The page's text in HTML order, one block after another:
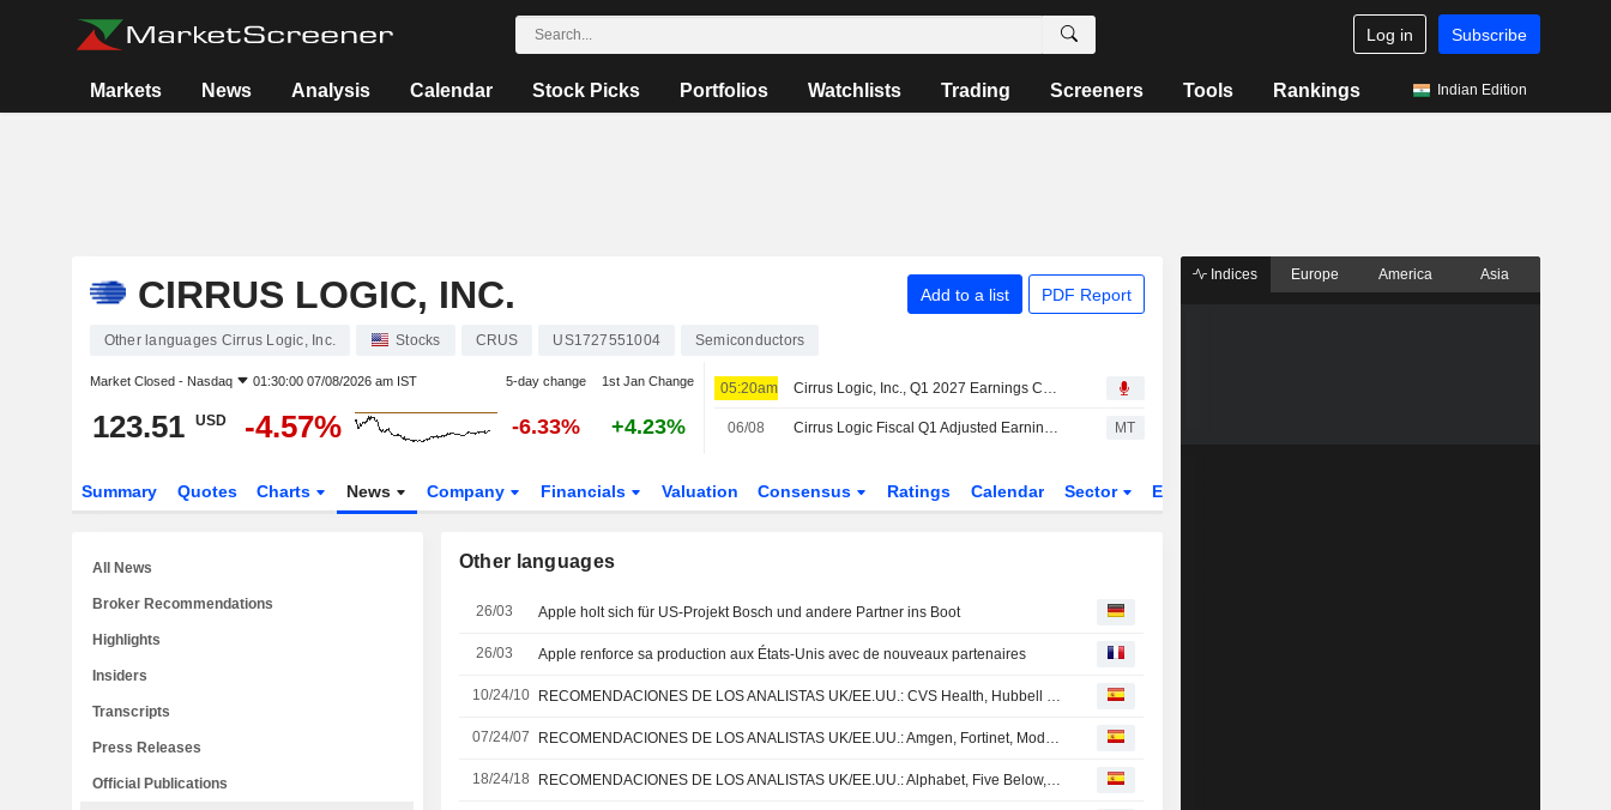
Log in Subscribe
Markets News Analysis Calendar Stock Picks Portfolios Watchlists Trading Screeners Tools Rankings Indian Edition
CIRRUS LOGIC, INC. Add to a list PDF Report
Other languages Cirrus Logic, Inc. Stocks CRUS US1727551004 Semiconductors
Market Closed - Nasdaq 01:30:00 07/08/2026 am IST 5-day change 1st Jan Change
123.51 USD -4.57% -6.33% +4.23%
05:20am Cirrus Logic, Inc., Q1 2027 Earnings Call, Aug 05, 2026
06/08 Cirrus Logic Fiscal Q1 Adjusted Earnings, Revenue Rise MT
Summary Quotes Charts News Company Financials Valuation Consensus Ratings Calendar Sector ETFs
Other languages
26/03 Apple holt sich für US-Projekt Bosch und andere Partner ins Boot
26/03 Apple renforce sa production aux États-Unis avec de nouveaux partenaires
10/24/10 RECOMENDACIONES DE LOS ANALISTAS UK/EE.UU.: CVS Health, Hubbell Inc, Lucid Group, Medtronic, PayPal...
07/24/07 RECOMENDACIONES DE LOS ANALISTAS UK/EE.UU.: Amgen, Fortinet, Moderna, Airbnb, BP...
18/24/18 RECOMENDACIONES DE LOS ANALISTAS UK/EE.UU.: Alphabet, Five Below, The Gap, EasyJet, ConocoPhillips...
All News
Broker Recommendations
Highlights
Insiders
Transcripts
Press Releases
Official Publications
Indices Europe America Asia